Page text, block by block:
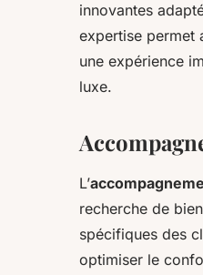
innovantes
expertise permet
une expérience
luxe.
L’
recherche de
spécifiques des
optimiser le